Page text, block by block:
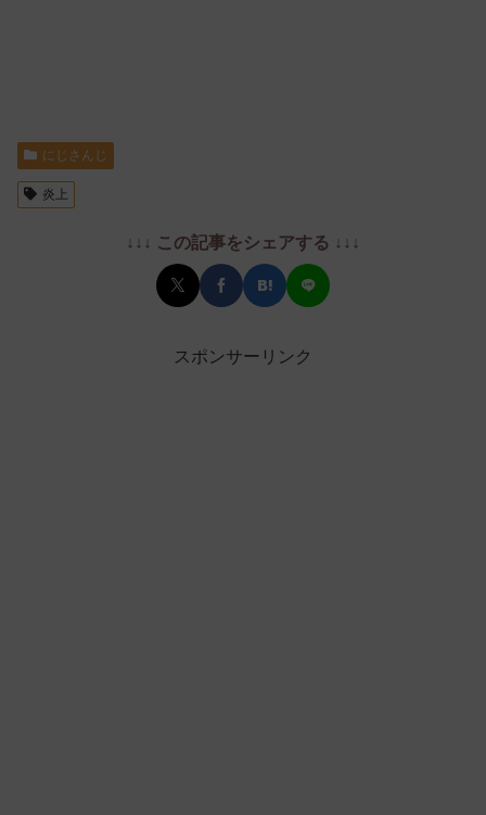
にじさんじ
炎上
↓↓↓ この記事をシェアする ↓↓↓
スポンサーリンク